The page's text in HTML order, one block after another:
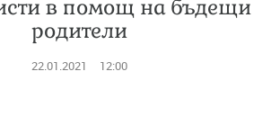
в помощ на бъдещи
родители
22.01.2021 12:00